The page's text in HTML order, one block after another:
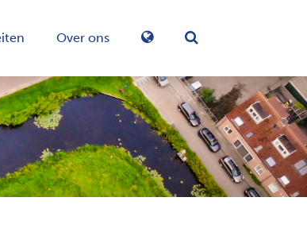
Over ons